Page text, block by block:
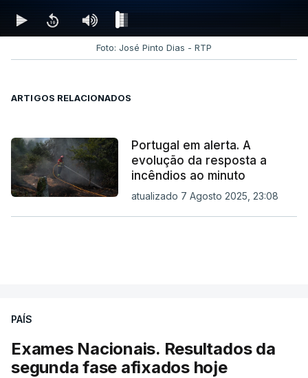
Foto: José Pinto Dias - RTP
ARTIGOS RELACIONADOS
Portugal em alerta. A
evolução da resposta a
incêndios ao minuto
atualizado 7 Agosto 2025, 23:08
PAÍS
Exames Nacionais. Resultados da
segunda fase afixados hoje